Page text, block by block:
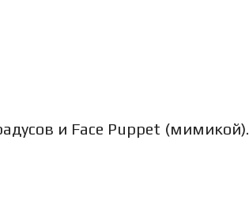
и Face Puppet (мимикой).